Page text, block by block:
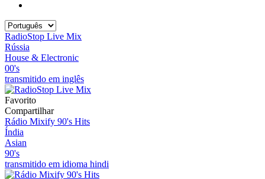
RadioStop Live Mix
Rússia
House & Electronic
00's
transmitido em inglês
Favorito
Compartilhar
Rádio Mixify 90's Hits
Índia
Asian
90's
transmitido em idioma hindi